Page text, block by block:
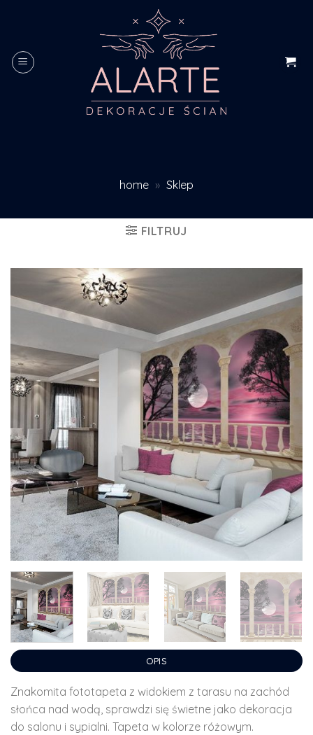
home » Sklep
FILTRUJ
OPIS
Znakomita fototapeta z widokiem z tarasu na zachód
słońca nad wodą, sprawdzi się świetne jako dekoracja
do salonu i sypialni. Tapeta w kolorze różowym.